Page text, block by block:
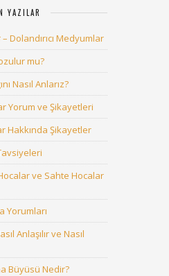
YAZILAR
Dolandırıcı Medyumlar
mu?
Nasıl Anlarız?
Yorum ve Şikayetleri
Hakkında Şikayetler
ve Sahte Hocalar
Yorumları
Anlaşılır ve Nasıl
Büyüsü Nedir?